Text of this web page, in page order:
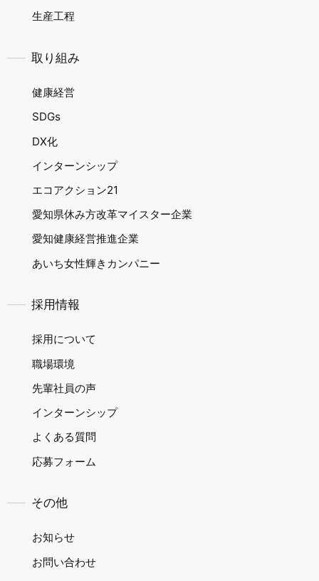
生産工程
取り組み
健康経営
SDGs
DX化
インターンシップ
エコアクション21
愛知県休み方改革マイスター企業
愛知健康経営推進企業
あいち女性輝きカンパニー
採用情報
採用について
職場環境
先輩社員の声
インターンシップ
よくある質問
応募フォーム
その他
お知らせ
お問い合わせ